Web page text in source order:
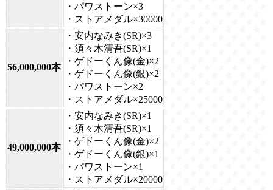
・パワストーン×3
・ストアメダル×30000
56,000,000本
・安内なみき(SR)×3
・須々木清吾(SR)×1
・ゲドーくん像(金)×2
・ゲドーくん像(銀)×2
・パワストーン×2
・ストアメダル×25000
49,000,000本
・安内なみき(SR)×1
・須々木清吾(SR)×1
・ゲドーくん像(金)×2
・ゲドーくん像(銀)×1
・パワストーン×1
・ストアメダル×20000